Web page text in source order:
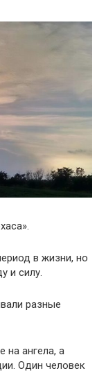
в жизни, но
и силу.
разные
на ангела, а
Один человек